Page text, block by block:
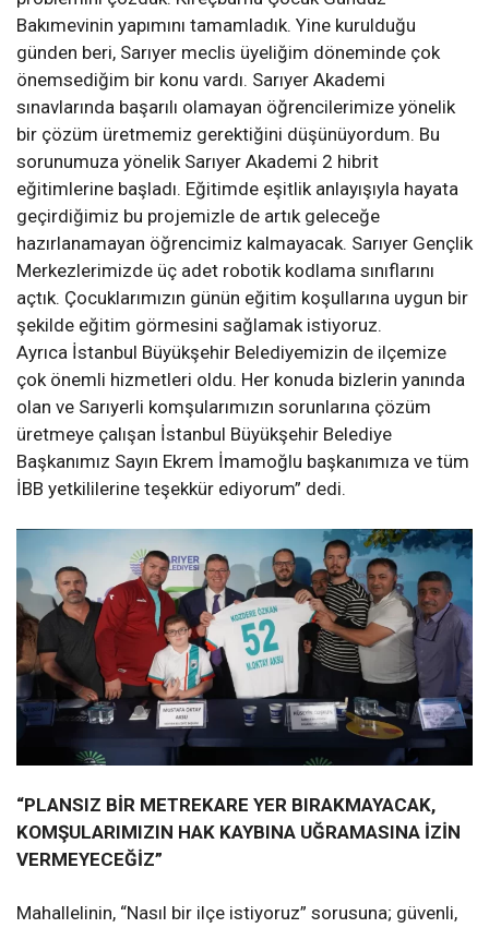
Bakımevinin yapımını tamamladık. Yine kurulduğu
günden beri, Sarıyer meclis üyeliğim döneminde çok
önemsediğim bir konu vardı. Sarıyer Akademi
sınavlarında başarılı olamayan öğrencilerimize yönelik
bir çözüm üretmemiz gerektiğini düşünüyordum. Bu
sorunumuza yönelik Sarıyer Akademi 2 hibrit
eğitimlerine başladı. Eğitimde eşitlik anlayışıyla hayata
geçirdiğimiz bu projemizle de artık geleceğe
hazırlanamayan öğrencimiz kalmayacak. Sarıyer Gençlik
Merkezlerimizde üç adet robotik kodlama sınıflarını
açtık. Çocuklarımızın günün eğitim koşullarına uygun bir
şekilde eğitim görmesini sağlamak istiyoruz.
Ayrıca İstanbul Büyükşehir Belediyemizin de ilçemize
çok önemli hizmetleri oldu. Her konuda bizlerin yanında
olan ve Sarıyerli komşularımızın sorunlarına çözüm
üretmeye çalışan İstanbul Büyükşehir Belediye
Başkanımız Sayın Ekrem İmamoğlu başkanımıza ve tüm
İBB yetkililerine teşekkür ediyorum” dedi.
“PLANSIZ BİR METREKARE YER BIRAKMAYACAK,
KOMŞULARIMIZIN HAK KAYBINA UĞRAMASINA İZİN
VERMEYECEĞİZ”
Mahallelinin, “Nasıl bir ilçe istiyoruz” sorusuna; güvenli,